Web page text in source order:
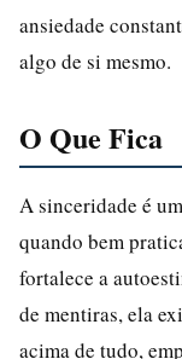
ansiedade
algo de si mesmo.
O Que Fica
A sinceridade é
quando bem
fortalece a
de mentiras, ela
acima de tudo,